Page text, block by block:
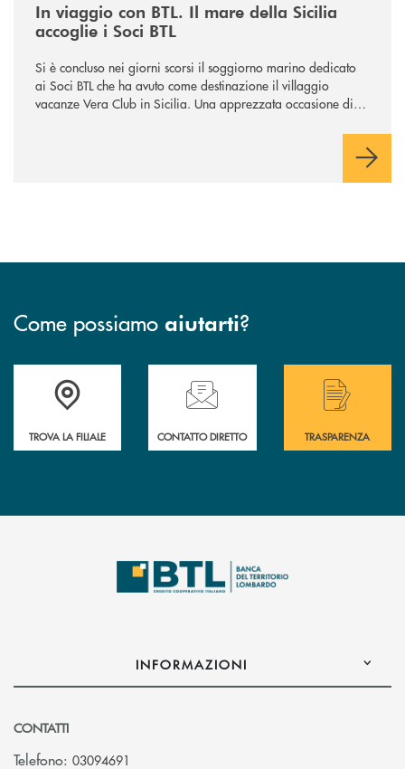
In viaggio con BTL. Il mare della Sicilia
accoglie i Soci BTL
Si è concluso nei giorni scorsi il soggiorno marino dedicato
ai Soci BTL che ha avuto come destinazione il villaggio
vacanze Vera Club in Sicilia. Una apprezzata occasione di
Come possiamo aiutarti?
Accedi all' elenco completo delle filiali .
TROVA LA FILIALE
Hai bisogno di assistenza immediata?
CONTATTO DIRETTO
Hai bisogno di
TRASPARENZA
INFORMAZIONI
CONTATTI
Telefono: 03094691